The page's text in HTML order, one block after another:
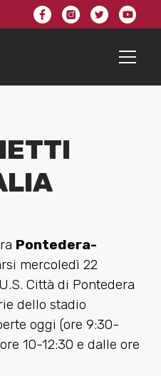
Pontedera-
mercoledì 22
Città di Pontedera
dello stadio
oggi (ore 9:30-
10-12:30 e dalle ore